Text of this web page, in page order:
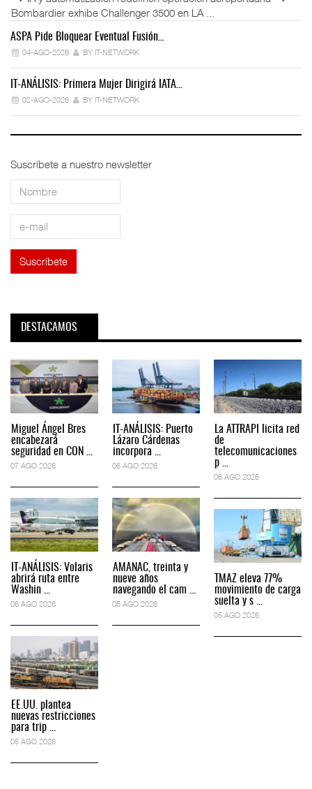
Bombardier exhibe Challenger 3500 en LA ...
ASPA Pide Bloquear Eventual Fusión…
04-AGO-2026 BY IT-NETWORK
IT-ANÁLISIS: Primera Mujer Dirigirá IATA…
02-AGO-2026 BY IT-NETWORK
Suscríbete a nuestro newsletter
DESTACAMOS
Miguel Ángel Bres
encabezará
seguridad en CON ...
07 AGO 2026
IT-ANÁLISIS: Volaris
abrirá ruta entre
Washin ...
06 AGO 2026
EE.UU. plantea
nuevas restricciones
para trip ...
05 AGO 2026
IT-ANÁLISIS: Puerto
Lázaro Cárdenas
incorpora ...
06 AGO 2026
AMANAC, treinta y
nueve años
navegando el cam ...
05 AGO 2026
La ATTRAPI licita red
de
telecomunicaciones
p ...
06 AGO 2026
TMAZ eleva 77%
movimiento de carga
suelta y s ...
05 AGO 2026